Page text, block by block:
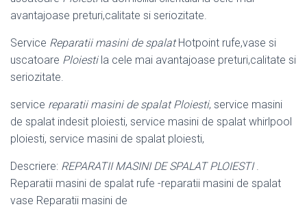
avantajoase preturi,calitate si seriozitate.
Service Reparatii masini de spalatHotpoint rufe,vase si
uscatoare Ploiestila cele mai avantajoase preturi,calitate si
seriozitate.
service reparatii masini de spalat Ploiesti, service masini
de spalat indesit ploiesti, service masini de spalat whirlpool
ploiesti, service masini de spalat ploiesti,
Descriere: REPARATII MASINI DE SPALAT PLOIESTI.
Reparatii masini de spalat rufe -reparatii masini de spalat
vase Reparatii masini de